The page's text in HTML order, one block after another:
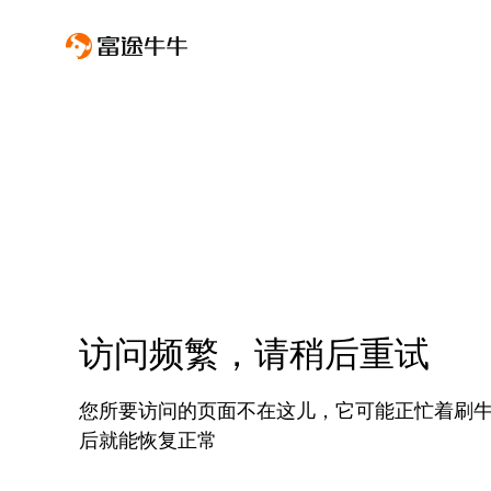
访问频繁，请稍后重试
您所要访问的页面不在这儿，它可能正忙着刷
后就能恢复正常